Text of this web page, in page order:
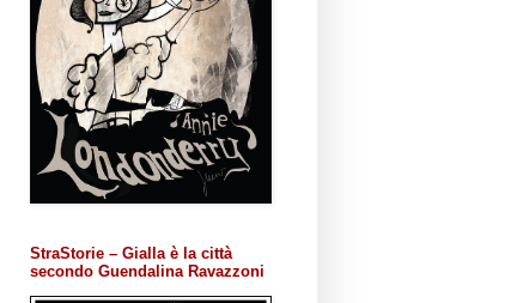
StraStorie – Gialla è la città
secondo Guendalina Ravazzoni